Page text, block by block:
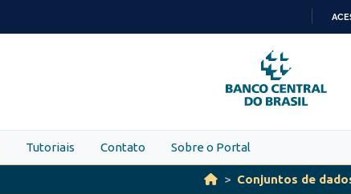
PARA
O
CONTEÚDO
Tutoriais Contato Sobre o Portal
Conjuntos de